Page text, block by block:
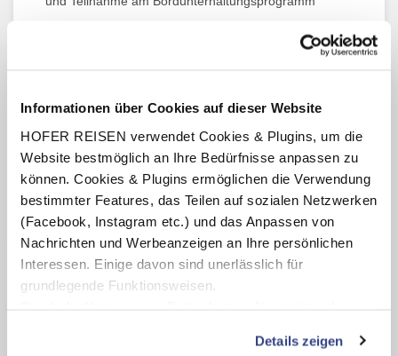
Informationen über Cookies auf dieser Website
HOFER REISEN verwendet Cookies & Plugins, um die
Website bestmöglich an Ihre Bedürfnisse anpassen zu
können. Cookies & Plugins ermöglichen die Verwendung
bestimmter Features, das Teilen auf sozialen Netzwerken
(Facebook, Instagram etc.) und das Anpassen von
Nachrichten und Werbeanzeigen an Ihre persönlichen
Interessen. Einige davon sind unerlässlich für
grundlegende Funktionsweisen.
zusätzliche Dienste bzw. Technologien von Drittanbietern
Details zeigen
Trinkgelder an Bord (im Wert von USD 17,- p. P./Tag)
Alle Transfers, Eintritte, Besichtigungen und Ausflüge in
Örtliche deutschsprachige Reiseleitung während des
Programms in Tokio
Highlights
Starten Sie Ihre Reise in der faszinierenden Metropole
japanischen Kirschblüte, wenn Parks, Tempel und